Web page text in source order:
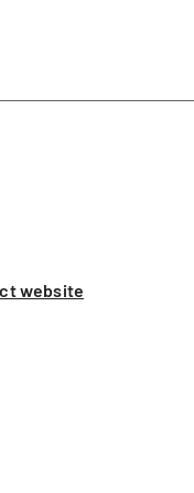
website